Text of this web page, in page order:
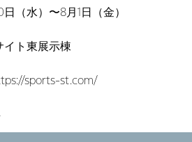
（水）〜8月1日（金）
イト東展示棟
sports-st.com/